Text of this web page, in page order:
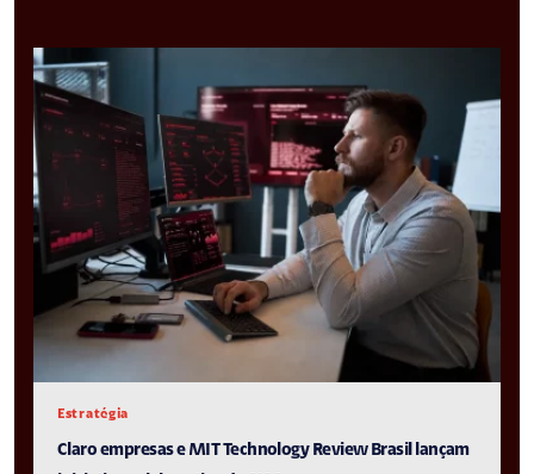
Estratégia
Claro empresas e MIT Technology Review Brasil lançam